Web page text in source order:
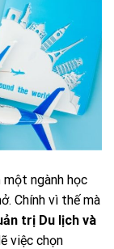
ngành học
Chính vì thế mà
trị Du lịch và
việc chọn